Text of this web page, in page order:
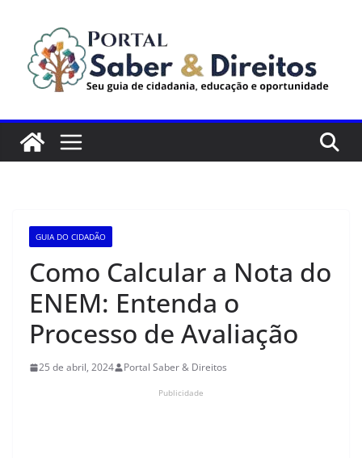
conteúdo
GUIA DO CIDADÃO
Como Calcular a Nota do
ENEM: Entenda o
Processo de Avaliação
25 de abril, 2024 Portal Saber & Direitos
Publicidade